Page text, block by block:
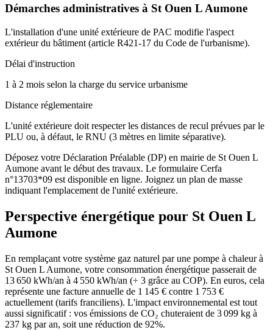
Démarches administratives à St Ouen L Aumone
L'installation d'une unité extérieure de PAC modifie l'aspect
extérieur du bâtiment (article R421-17 du Code de l'urbanisme).
Délai d'instruction
1 à 2 mois selon la charge du service urbanisme
Distance réglementaire
L'unité extérieure doit respecter les distances de recul prévues par le
PLU ou, à défaut, le RNU (3 mètres en limite séparative).
Déposez votre Déclaration Préalable (DP) en mairie de St Ouen L
Aumone avant le début des travaux. Le formulaire Cerfa
n°13703*09 est disponible en ligne. Joignez un plan de masse
indiquant l'emplacement de l'unité extérieure.
Perspective énergétique pour St Ouen L
Aumone
En remplaçant votre système gaz naturel par une pompe à chaleur à
St Ouen L Aumone, votre consommation énergétique passerait de
13 650 kWh/an à 4 550 kWh/an (÷ 3 grâce au COP). En euros, cela
représente une facture annuelle de 1 145 € contre 1 753 €
actuellement (tarifs franciliens). L'impact environnemental est tout
aussi significatif : vos émissions de CO₂ chuteraient de 3 099 kg à
237 kg par an, soit une réduction de 92%.